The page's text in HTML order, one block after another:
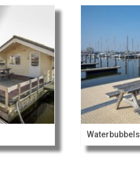
Waterbubbels